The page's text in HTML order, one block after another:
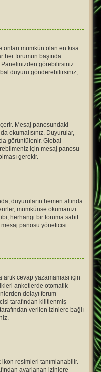
mümkün olan en kısa
her forumun başında
Panelinizden görebilirsiniz.
duyuru gönderebilirsiniz,
Mesaj panosundaki
okumalısınız. Duyurular,
görüntülenir. Global
için mesaj panosu
gerekir.
duyuruların hemen altında
mümkünse okumanızı
herhangi bir foruma sabit
panosu yöneticisi
artık cevap yazamaması için
anketlerde otomatik
dolayı forum
tarafından kilitlenmiş
verilen izinlere bağlı
resimleri tanımlanabilir.
ayarlanan izinlere